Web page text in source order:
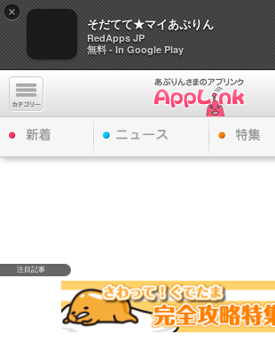
×
そだてて★マイあぷりん
RedApps JP
無料 - In Google Play
注目記事